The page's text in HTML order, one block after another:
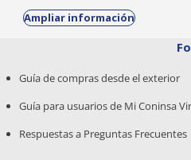
Ampliar información
Guía de compras desde el exterior
Guía para usuarios de Mi Coninsa
Respuestas a Preguntas Frecuentes